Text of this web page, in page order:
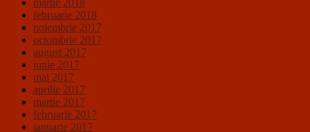
februarie 2018
noiembrie 2017
octombrie 2017
august 2017
iunie 2017
mai 2017
aprilie 2017
martie 2017
februarie 2017
ianuarie 2017